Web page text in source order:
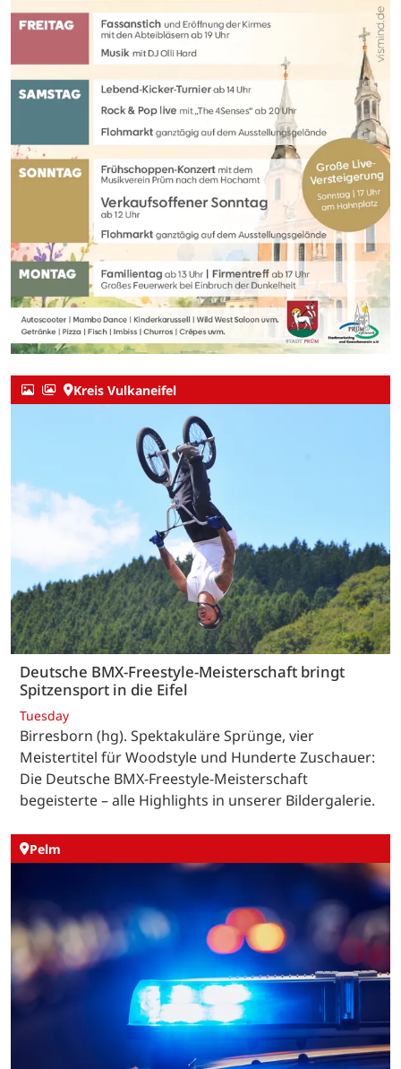
Kreis Vulkaneifel
Deutsche BMX-Freestyle-Meisterschaft bringt
Spitzensport in die Eifel
Tuesday
Birresborn (hg). Spektakuläre Sprünge, vier
Meistertitel für Woodstyle und Hunderte Zuschauer:
Die Deutsche BMX-Freestyle-Meisterschaft
begeisterte – alle Highlights in unserer Bildergalerie.
Pelm